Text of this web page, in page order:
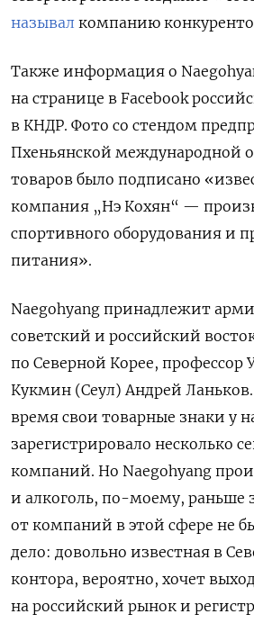
называл компанию
Также информация о
на странице в Facebook
в КНДР. Фото со стендом
Пхеньянской международной
товаров было подписано
компания „Нэ Кохян“ —
спортивного оборудования и
питания».
Naegohyang принадлежит
советский и российский
по Северной Корее, профессор
Кукмин (Сеул) Андрей
время свои товарные знаки у
зарегистрировало несколько
компаний. Но Naegohyang
и алкоголь, по-моему, раньше
от компаний в этой сфере не
дело: довольно известная в
контора, вероятно, хочет
на российский рынок и